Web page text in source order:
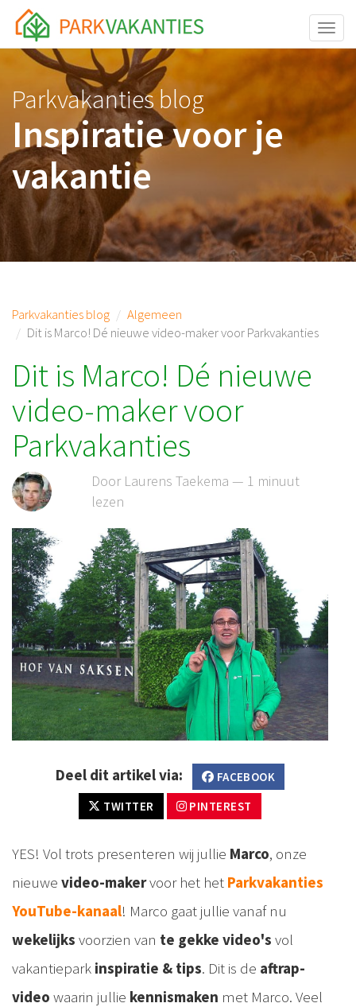
<body id="page-top">
Parkvakanties blog
Inspiratie voor je
vakantie
Parkvakanties blog
Algemeen
Dit is Marco! Dé nieuwe video-maker voor Parkvakanties
Dit is Marco! Dé nieuwe
video-maker voor
Parkvakanties
Door Laurens Taekema — 1 minuut
lezen
Deel dit artikel via:
FACEBOOK
TWITTER
PINTEREST
YES! Vol trots presenteren wij jullie Marco, onze
nieuwe video-makervoor het het Parkvakanties
YouTube-kanaal! Marco gaat jullie vanaf nu
wekelijks voorzien van te gekke video's vol
vakantiepark inspiratie & tips. Dit is de aftrap-
video waarin jullie kennismaken met Marco. Veel